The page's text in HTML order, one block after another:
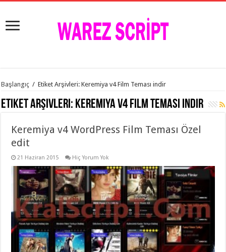
istanbul
evden
eve
organizasyon,
gaziantep
evden
taşımacılık,
evden
taşımacılık,
evden
taşımacılık,
evden
taşımacılık,
gaziantep
Başlangıç / Etiket Arşivleri: Keremiya v4 Film Teması indir
Etiket Arşivleri: Keremiya v4 Film Teması indir
Keremiya v4 WordPress Film Teması Özel
edit
21 Haziran 2015 Hiç Yorum Yok